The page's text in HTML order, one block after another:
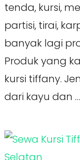
tenda, kursi,
partisi, tirai,
banyak lagi
Produk yang
kursi tiffany.
dari kayu dan …